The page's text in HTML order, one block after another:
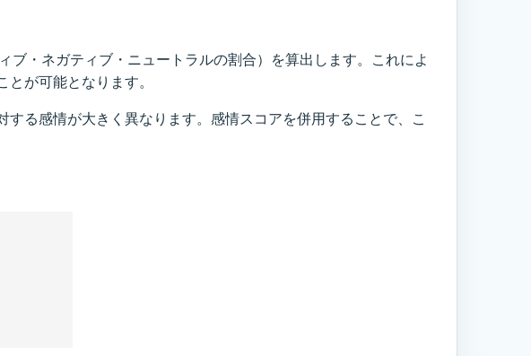
・ネガティブ・ニュートラルの割合）を算出します。これによ
が可能となります。
る感情が大きく異なります。感情スコアを併用することで、こ